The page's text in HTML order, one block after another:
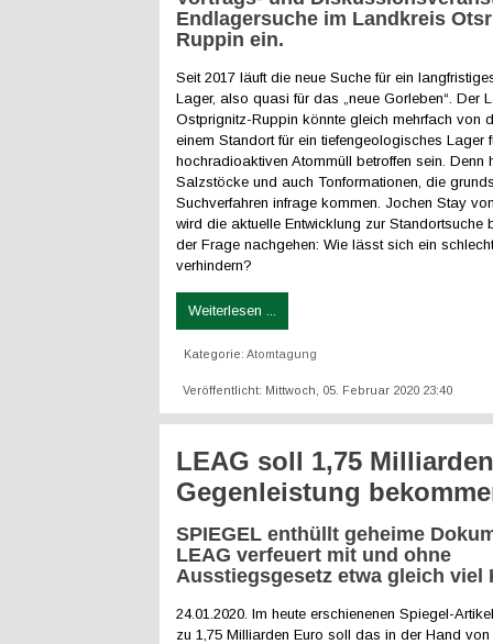
Endlagersuche im Landkreis
Ruppin ein.
Seit 2017 läuft die neue Suche für ein
Lager, also quasi für das „neue Gorleben“. Der
Ostprignitz-Ruppin könnte gleich mehrfach von
einem Standort für ein tiefengeologisches Lager
hochradioaktiven Atommüll betroffen sein. Denn
Salzstöcke und auch Tonformationen, die
Suchverfahren infrage kommen. Jochen Stay
wird die aktuelle Entwicklung zur Standortsuche
der Frage nachgehen: Wie lässt sich ein
verhindern?
Weiterlesen ...
Kategorie: Atomtagung
Veröffentlicht: Mittwoch, 05. Februar 2020 23:40
LEAG soll 1,75
Gegenleistung
SPIEGEL enthüllt geheime
LEAG verfeuert mit und ohne
Ausstiegsgesetz etwa gleich viel
24.01.2020. Im heute erschienenen Spiegel-
zu 1,75 Milliarden Euro soll das in der Hand